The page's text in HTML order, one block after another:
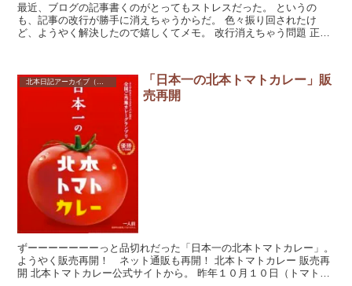
最近、ブログの記事書くのがとってもストレスだった。 というの
も、記事の改行が勝手に消えちゃうからだ。 色々振り回されたけ
ど、ようやく解決したので嬉しくてメモ。 改行消えちゃう問題 正式
北本日記アーカイブ（記録保存）
「日本一の北本トマトカレー」販
売再開
ずーーーーーーーっと品切れだった「日本一の北本トマトカレー」。
ようやく販売再開！ ネット通販も再開！ 北本トマトカレー 販売再
開 北本トマトカレー公式サイトから。 昨年１０月１０日（トマトの